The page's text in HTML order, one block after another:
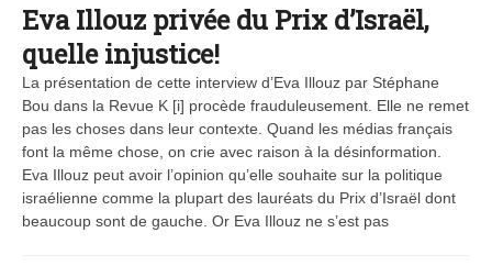
Eva Illouz privée du Prix d’Israël,
quelle injustice!
La présentation de cette interview d’Eva Illouz par Stéphane
Bou dans la Revue K [i] procède frauduleusement. Elle ne remet
pas les choses dans leur contexte. Quand les médias français
font la même chose, on crie avec raison à la désinformation.
Eva Illouz peut avoir l’opinion qu’elle souhaite sur la politique
israélienne comme la plupart des lauréats du Prix d’Israël dont
beaucoup sont de gauche. Or Eva Illouz ne s’est pas